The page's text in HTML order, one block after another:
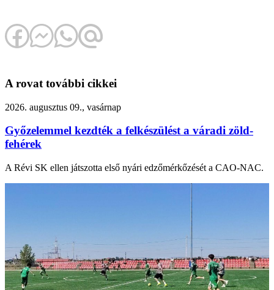
A rovat további cikkei
2026. augusztus 09., vasárnap
Győzelemmel kezdték a felkészülést a váradi zöld-
fehérek
A Révi SK ellen játszotta első nyári edzőmérkőzését a CAO-NAC.